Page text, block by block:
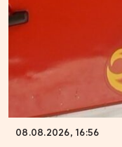
08.08.2026, 16:56